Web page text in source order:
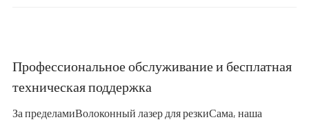
Профессиональное обслуживание и бесплатная
техническая поддержка
За пределамиВолоконный лазер для резкиСама, наша